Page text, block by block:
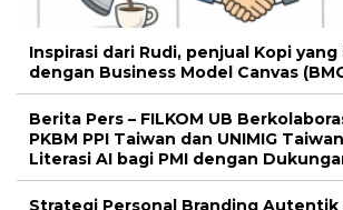
Inspirasi dari Rudi, penjual Kopi yang
dengan Business Model Canvas
Berita Pers – FILKOM UB
PKBM PPI Taiwan dan UNIMIG
Literasi AI bagi PMI dengan
Strategi Personal Branding